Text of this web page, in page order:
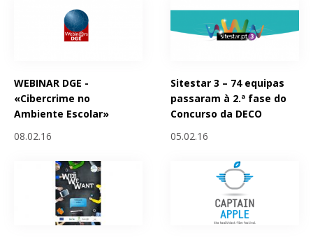
WEBINAR DGE -
«Cibercrime no
Ambiente Escolar»
08.02.16
Sitestar 3 – 74 equipas
passaram à 2.ª fase do
Concurso da DECO
05.02.16